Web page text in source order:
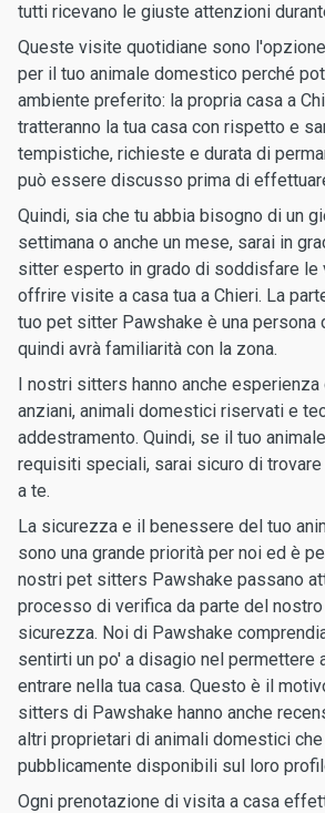
tutti ricevano le giuste attenzioni
Queste visite quotidiane sono
per il tuo animale domestico perché
ambiente preferito: la propria casa a
tratteranno la tua casa con rispetto e
tempistiche, richieste e durata di
può essere discusso prima di
Quindi, sia che tu abbia bisogno di un
settimana o anche un mese, sarai in
sitter esperto in grado di soddisfare le
offrire visite a casa tua a Chieri. La
tuo pet sitter Pawshake è una persona
quindi avrà familiarità con la zona.
I nostri sitters hanno anche esperienza
anziani, animali domestici riservati e
addestramento. Quindi, se il tuo
requisiti speciali, sarai sicuro di
a te.
La sicurezza e il benessere del tuo
sono una grande priorità per noi ed è
nostri pet sitters Pawshake passano
processo di verifica da parte del
sicurezza. Noi di Pawshake
sentirti un po' a disagio nel permettere
entrare nella tua casa. Questo è il
sitters di Pawshake hanno anche
altri proprietari di animali domestici
pubblicamente disponibili sul loro
Ogni prenotazione di visita a casa